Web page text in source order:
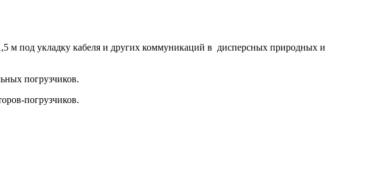
м под укладку кабеля и других коммуникаций в дисперсных природных и
погрузчиков.
погрузчиков.